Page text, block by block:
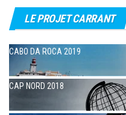
LE PROJET CARRANT
CABO DA ROCA 2019
CAP NORD 2018